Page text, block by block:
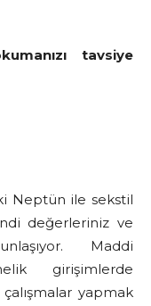
tavsiye
Neptün ile sekstil
değerleriniz ve
Maddi
girişimlerde
yapmak